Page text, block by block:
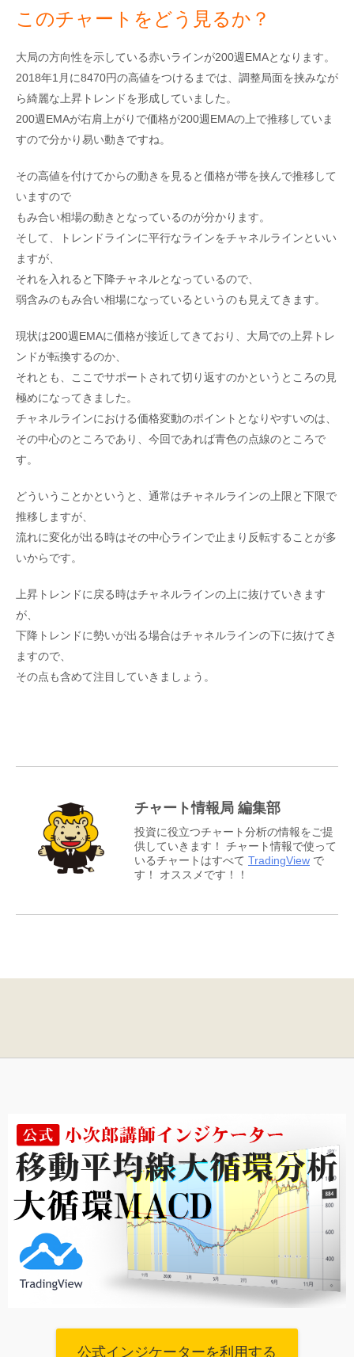
このチャートをどう見るか？
大局の方向性を示している赤いラインが200週EMAとなります。
2018年1月に8470円の高値をつけるまでは、調整局面を挟みなが
ら綺麗な上昇トレンドを形成していました。
200週EMAが右肩上がりで価格が200週EMAの上で推移していま
すので分かり易い動きですね。
その高値を付けてからの動きを見ると価格が帯を挟んで推移して
いますので
もみ合い相場の動きとなっているのが分かります。
そして、トレンドラインに平行なラインをチャネルラインといい
ますが、
それを入れると下降チャネルとなっているので、
弱含みのもみ合い相場になっているというのも見えてきます。
現状は200週EMAに価格が接近してきており、大局での上昇トレ
ンドが転換するのか、
それとも、ここでサポートされて切り返すのかというところの見
極めになってきました。
チャネルラインにおける価格変動のポイントとなりやすいのは、
その中心のところであり、今回であれば青色の点線のところで
す。
どういうことかというと、通常はチャネルラインの上限と下限で
推移しますが、
流れに変化が出る時はその中心ラインで止まり反転することが多
いからです。
上昇トレンドに戻る時はチャネルラインの上に抜けていきます
が、
下降トレンドに勢いが出る場合はチャネルラインの下に抜けてき
ますので、
その点も含めて注目していきましょう。
チャート情報局 編集部
投資に役立つチャート分析の情報をご提
供していきます！ チャート情報で使って
いるチャートはすべて TradingView で
す！ オススメです！！
公式インジケーターを利用する